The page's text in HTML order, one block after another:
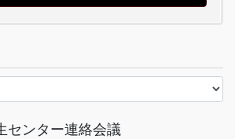
センター連絡会議